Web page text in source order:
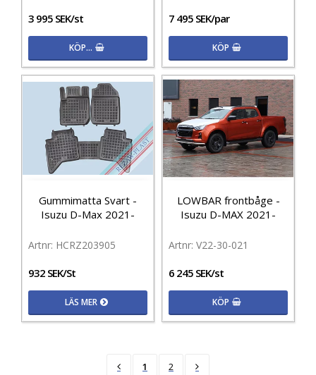
3 995 SEK/st
KÖP…
7 495 SEK/par
KÖP
Gummimatta Svart -
Isuzu D-Max 2021-
HCRZ203905
932 SEK/St
LÄS MER
LOWBAR frontbåge -
Isuzu D-MAX 2021-
V22-30-021
6 245 SEK/st
KÖP
1 2